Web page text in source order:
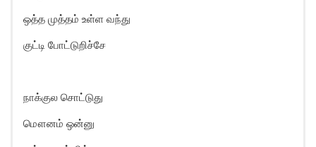
ஒத்த முத்தம் உள்ள வந்து
குட்டி போட்டுறிச்சே
நாக்குல சொட்டுது
மௌனம் ஒன்னு